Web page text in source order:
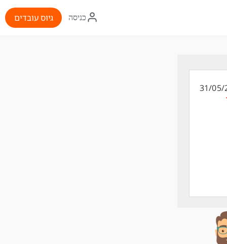
איקון
התחברות
כניסה גיוס עובדים
31/05/